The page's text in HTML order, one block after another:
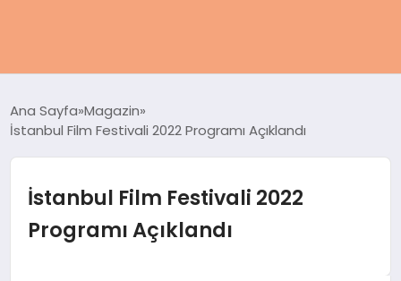
SAĞLIK
MAGAZIN
Ana Sayfa Magazin
İstanbul Film Festivali 2022 Programı Açıklandı
İstanbul Film Festivali 2022
Programı Açıklandı